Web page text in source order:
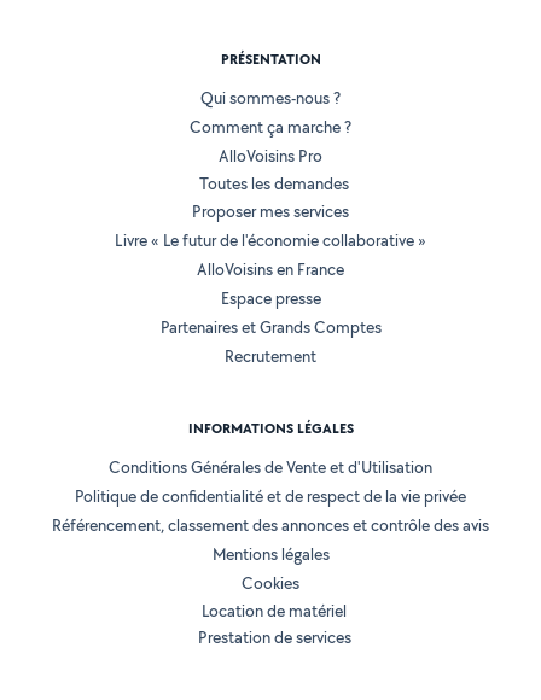
PRÉSENTATION
Qui sommes-nous ?
Comment ça marche ?
AlloVoisins Pro
Toutes les demandes
Proposer mes services
Livre « Le futur de l'économie collaborative »
AlloVoisins en France
Espace presse
Partenaires et Grands Comptes
Recrutement
INFORMATIONS LÉGALES
Conditions Générales de Vente et d'Utilisation
Politique de confidentialité et de respect de la vie privée
Référencement, classement des annonces et contrôle des avis
Mentions légales
Cookies
Location de matériel
Prestation de services